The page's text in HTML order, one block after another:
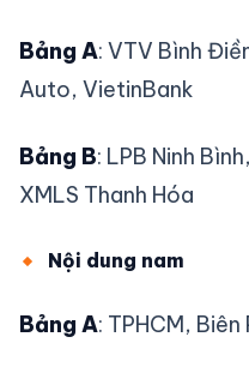
Bảng A: VTV Bình
Auto, VietinBank
Bảng B: LPB Ninh
XMLS Thanh Hóa
Nội dung nam
Bảng A: TPHCM,